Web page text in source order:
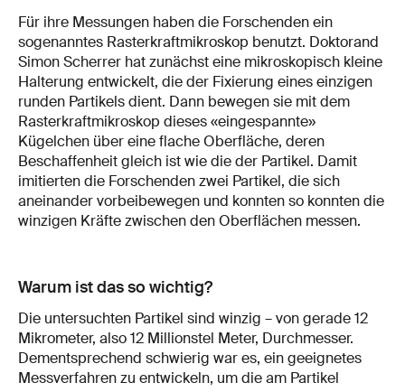
Für ihre Messungen haben die Forschenden ein
sogenanntes Rasterkraftmikroskop benutzt. Doktorand
Simon Scherrer hat zunächst eine mikroskopisch kleine
Halterung entwickelt, die der Fixierung eines einzigen
runden Partikels dient. Dann bewegen sie mit dem
Rasterkraftmikroskop dieses «eingespannte»
Kügelchen über eine flache Oberfläche, deren
Beschaffenheit gleich ist wie die der Partikel. Damit
imitierten die Forschenden zwei Partikel, die sich
aneinander vorbeibewegen und konnten so konnten die
winzigen Kräfte zwischen den Oberflächen messen.
Warum ist das so wichtig?
Die untersuchten Partikel sind winzig – von gerade 12
Mikrometer, also 12 Millionstel Meter, Durchmesser.
Dementsprechend schwierig war es, ein geeignetes
Messverfahren zu entwickeln, um die am Partikel